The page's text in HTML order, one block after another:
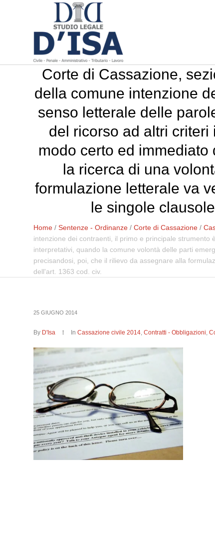
Corte di Cassazione,
della comune intenzione
senso letterale delle
del ricorso ad altri
modo certo ed
la ricerca di una
formulazione letterale va
le singole
Home /Sentenze - Ordinanze /Corte di Cassazione /
intenzione dei contraenti, il primo e principale
interpretativi, quando la comune volontà delle parti
precisandosi, poi, che il rilievo da assegnare alla
dell'art. 1363 cod. civ.
25 GIUGNO 2014
By D'Isa InCassazione civile 2014,Contratti - Obbligazioni,